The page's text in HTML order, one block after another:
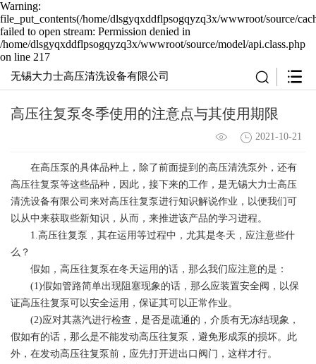
Warning:
file_put_contents(/home/dlsgyqxddflpsogqyzq3x/wwwroot/source/
failed to open stream: Permission denied in
/home/dlsgyqxddflpsogqyzq3x/wwwroot/source/model/api.class.php
on line 217
无锡大力士高压清洗设备有限公司
高压往复泵冬季使用的注意点与其使用期限
2021-10-21
在高压泵的具体品种上，除了前面提到的高压清洗泵外，还有
高压往复泵等这些品种，因此，接下来的工作，是无锡大力士高压
清洗设备有限公司来对高压往复泵进行知识解说作业，以便我们可
以从中来获取些新知识，从而，来推进该产品的学习进程。
1.高压往复泵，其在运用等过程中，尤其是冬天，应注意些什
么？
假如， 高压往复泵在冬天运用的话，那么我们应注意的是：
(1)假如管路简单出现阻塞现象的话，那么应装置安全阀，以保
证高压往复泵可以安全运用，保证其可以正常作业。
(2)应对其蒸汽进行检查，是否是疏通的，介质有无冻结现象，
假如有的话，那么是不能发动高压往复泵，避免形成泵的损坏。此
外，在发动高压往复泵前，应先打开进出口阀门，这样才行。